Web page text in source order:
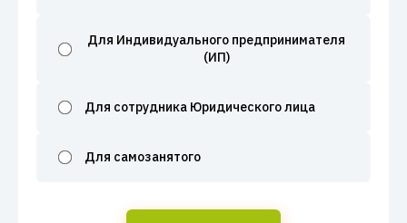
Для Индивидуального предпринимателя
(ИП)
Для сотрудника Юридического лица
Для самозанятого